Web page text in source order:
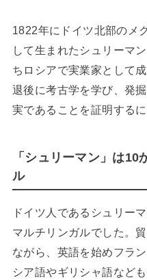
1822年にドイツ北部のメ
して生まれたシュリーマ
ちロシアで実業家として
退後に考古学を学び、発
実であることを証明するに
「シュリーマン」は
ル
ドイツ人であるシュリー
マルチリンガルでした。
ながら、英語を始めフラ
シア語やギリシャ語など